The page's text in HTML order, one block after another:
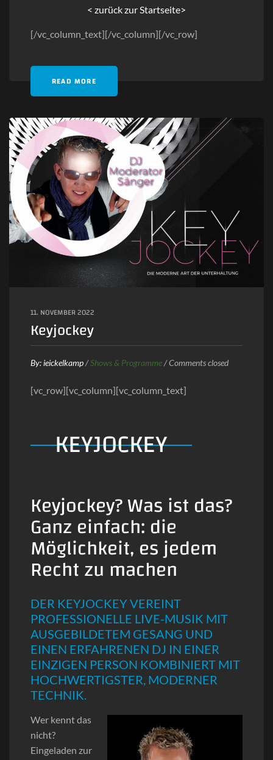
< zurück zur Startseite>
[/vc_column_text][/vc_column][/vc_row]
READ MORE
11. NOVEMBER 2022
Keyjockey
By:ieickelkamp/Shows & Programme/Comments closed
[vc_row][vc_column][vc_column_text]
KEYJOCKEY
Keyjockey? Was ist das?
Ganz einfach: die
Möglichkeit, es jedem
Recht zu machen
DER KEYJOCKEY VEREINT
PROFESSIONELLE LIVE-MUSIK MIT
AUSGEBILDETEM GESANG UND
EINEN ERFAHRENEN DJ IN EINER
EINZIGEN PERSON KOMBINIERT MIT
HOCHWERTIGSTER, MODERNER
TECHNIK.
Wer kennt das
nicht?
Eingeladen zur